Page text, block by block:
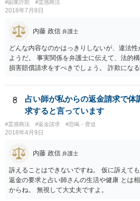
のかについては、お金を出した経緯などをも
と思います。
#副業詐欺 #霊感商法
2018年7月8日
内藤 政信 弁護士
どんな内容なのかはっきりしないが、違法
ようだ。 事実関係を弁護士に伝えて、法的
損害賠償請求をすべきでしょう。 詐欺にな
す。 費用は後回しでいいでしょう。 勝てる
ですから。
8
占い師が私からの返金請求で体
求すると言っています
#霊感商法 #返金請求 #恐喝・脅迫
2018年4月9日
内藤 政信 弁護士
訴えることはできないですね。 仮に訴えて
返金の要求と占い師さんの生活や健康 とは
からね。 無視して大丈夫ですよ。